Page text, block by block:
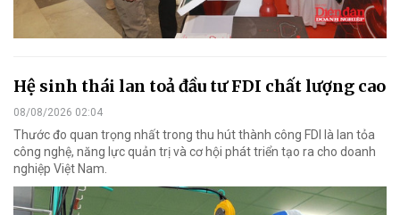
Hệ sinh thái lan toả đầu tư FDI chất lượng cao
08/08/2026 02:04
Thước đo quan trọng nhất trong thu hút thành công FDI là lan tỏa
công nghệ, năng lực quản trị và cơ hội phát triển tạo ra cho doanh
nghiệp Việt Nam.